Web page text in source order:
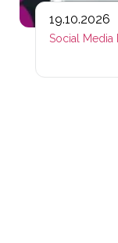
19.10.2026
Social Media